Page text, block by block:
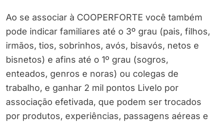
Ao se associar à COOPERFORTE você também
pode indicar familiares até o 3º grau (pais, filhos,
irmãos, tios, sobrinhos, avós, bisavós, netos e
bisnetos) e afins até o 1º grau (sogros,
enteados, genros e noras) ou colegas de
trabalho, e ganhar 2 mil pontos Livelo por
associação efetivada, que podem ser trocados
por produtos, experiências, passagens aéreas e